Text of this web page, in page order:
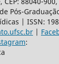
Pós-
| ISSN:
|
: